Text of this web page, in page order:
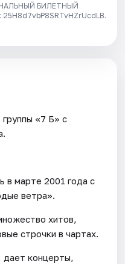
БИЛЕТНЫЙ
«7 Б» с
в марте 2001 года с
ветра».
хитов,
строчки в чартах.
дает концерты,